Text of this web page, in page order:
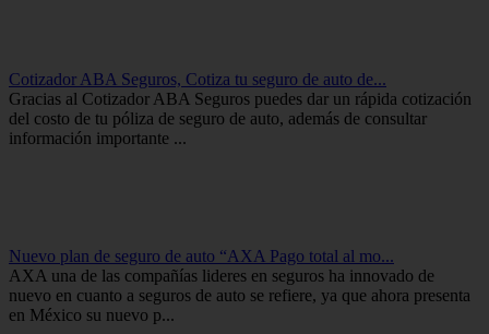
Cotizador ABA Seguros, Cotiza tu seguro de auto de...
Gracias al Cotizador ABA Seguros puedes dar un rápida cotización
del costo de tu póliza de seguro de auto, además de consultar
información importante ...
Nuevo plan de seguro de auto “AXA Pago total al mo...
AXA una de las compañías lideres en seguros ha innovado de
nuevo en cuanto a seguros de auto se refiere, ya que ahora presenta
en México su nuevo p...